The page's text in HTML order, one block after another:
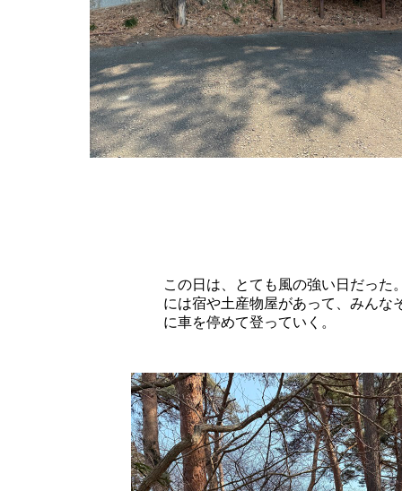
この日は、とても風の強い日だった
には宿や土産物屋があって、みんな
に車を停めて登っていく。